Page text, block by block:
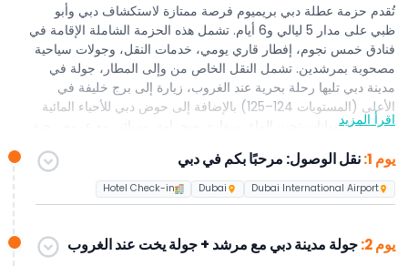
تُقدم حزمة عطلة دبي بريميوم فرصة ممتازة لاستكشاف دبي وأبو
ظبي على مدار 5 ليالي و6 أيام. تشمل هذه الحزمة الشاملة الإقامة في
فنادق خمس نجوم، إفطار قاري يومي، خدمات النقل، وجولات سياحية
مصحوبة بمرشدين. تشمل النقل الخاص من وإلى المطار، جولة في
مدينة دبي تليها رحلة بحرية عند الغروب، زيارة إلى برج خليفة في
الأعلى (المستويات 124–125) بالإضافة إلى حوض دبي للأحياء المائية
وحديقة الحيوانات تحت الماء، سفاري صحراوي مسائي مع عروض حية
الشاملة خصيصاً للزوار لأول مرة إلى دبي، ويمكن تخصيصها بشكل
أكبر لتناسب تفضيلاتك عند الطلب.
اقرأ المزيد
يوم 1: نقل الوصول: مرحبًا بكم في دبي
Dubai International Airport
Dubai
Hotel Check-in
يوم 2: جولة مدينة دبي مع مرشد + جولة يخت عند الغروب